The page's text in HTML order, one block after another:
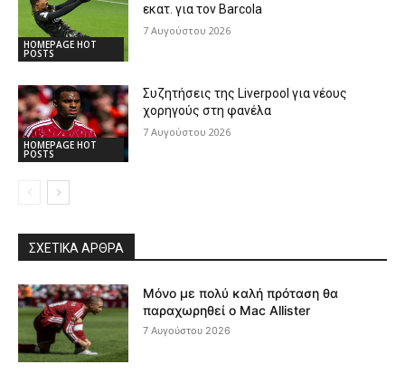
HOMEPAGE HOT
POSTS
εκατ. για τον Barcola
7 Αυγούστου 2026
HOMEPAGE HOT
POSTS
Συζητήσεις της Liverpool για νέους
χορηγούς στη φανέλα
7 Αυγούστου 2026
ΣΧΕΤΙΚΆ ΆΡΘΡΑ
Μόνο με πολύ καλή πρόταση θα
παραχωρηθεί ο Mac Allister
7 Αυγούστου 2026